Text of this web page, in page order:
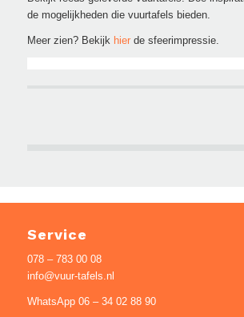
de mogelijkheden die vuurtafels bieden.
Meer zien? Bekijk hierde sfeerimpressie.
Service
078 – 783 00 08
info@vuur-tafels.nl
WhatsApp 06 – 34 02 88 90